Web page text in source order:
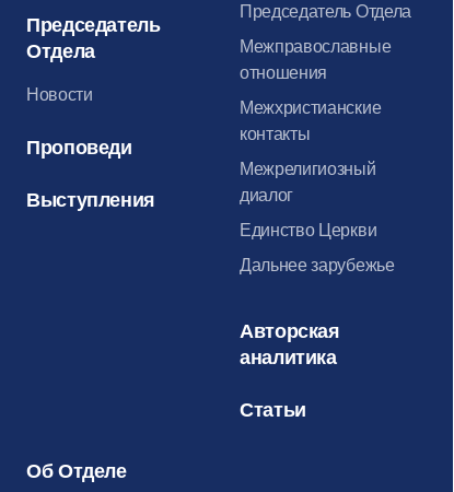
Председатель
Отдела
Новости
Проповеди
Выступления
Председатель Отдела
Межправославные
отношения
Межхристианские
контакты
Межрелигиозный
диалог
Единство Церкви
Дальнее зарубежье
Авторская
аналитика
Статьи
Об Отделе